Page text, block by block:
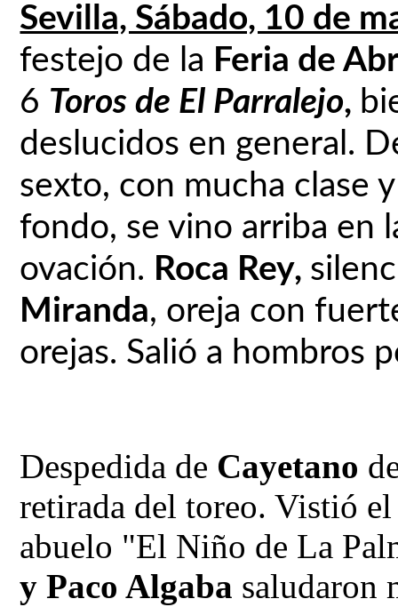
Sevilla, Sábado, 10 de
festejo de la Feria de
6 Toros de El Parralejo,
deslucidos en general.
sexto, con mucha clase
fondo, se vino arriba en
ovación. Roca Rey,
Miranda, oreja con
orejas. Salió a hombros
Despedida de Cayetano
retirada del toreo. Vistió
abuelo "El Niño de La
y Paco Algaba saludaron